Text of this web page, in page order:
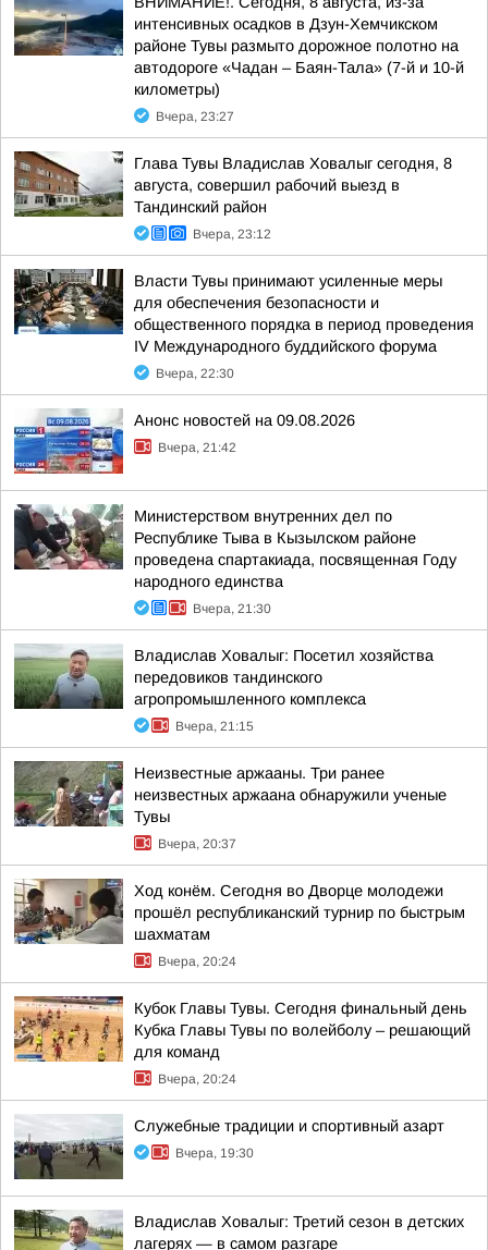
интенсивных осадков в Дзун-Хемчикском
районе Тувы размыто дорожное полотно на
автодороге «Чадан – Баян-Тала» (7-й и 10-й
километры)
Вчера, 23:27
Глава Тувы Владислав Ховалыг сегодня, 8
августа, совершил рабочий выезд в
Тандинский район
Вчера, 23:12
Власти Тувы принимают усиленные меры
для обеспечения безопасности и
общественного порядка в период проведения
IV Международного буддийского форума
Вчера, 22:30
Анонс новостей на 09.08.2026
Вчера, 21:42
Министерством внутренних дел по
Республике Тыва в Кызылском районе
проведена спартакиада, посвященная Году
народного единства
Вчера, 21:30
Владислав Ховалыг: Посетил хозяйства
передовиков тандинского
агропромышленного комплекса
Вчера, 21:15
Неизвестные аржааны. Три ранее
неизвестных аржаана обнаружили ученые
Тувы
Вчера, 20:37
Ход конём. Сегодня во Дворце молодежи
прошёл республиканский турнир по быстрым
шахматам
Вчера, 20:24
Кубок Главы Тувы. Сегодня финальный день
Кубка Главы Тувы по волейболу – решающий
для команд
Вчера, 20:24
Служебные традиции и спортивный азарт
Вчера, 19:30
Владислав Ховалыг: Третий сезон в детских
лагерях — в самом разгаре